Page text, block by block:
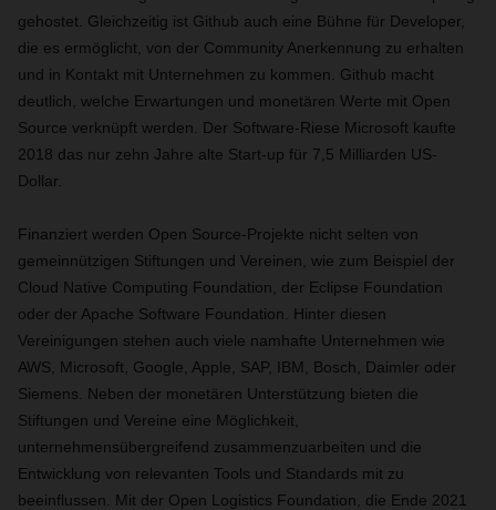
gehostet. Gleichzeitig ist Github auch eine Bühne für Developer,
die es ermöglicht, von der Community Anerkennung zu erhalten
und in Kontakt mit Unternehmen zu kommen. Github macht
deutlich, welche Erwartungen und monetären Werte mit Open
Source verknüpft werden. Der Software-Riese Microsoft kaufte
2018 das nur zehn Jahre alte Start-up für 7,5 Milliarden US-
Dollar.
Finanziert werden Open Source-Projekte nicht selten von
gemeinnützigen Stiftungen und Vereinen, wie zum Beispiel der
Cloud Native Computing Foundation, der Eclipse Foundation
oder der Apache Software Foundation. Hinter diesen
Vereinigungen stehen auch viele namhafte Unternehmen wie
AWS, Microsoft, Google, Apple, SAP, IBM, Bosch, Daimler oder
Siemens. Neben der monetären Unterstützung bieten die
Stiftungen und Vereine eine Möglichkeit,
unternehmensübergreifend zusammenzuarbeiten und die
Entwicklung von relevanten Tools und Standards mit zu
beeinflussen. Mit der Open Logistics Foundation, die Ende 2021